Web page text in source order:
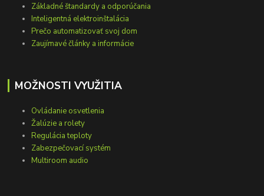
Základné štandardy a odporúčania
Inteligentná elektroinštalácia
Prečo automatizovať svoj dom
Zaujímavé články a informácie
MOŽNOSTI VYUŽITIA
Ovládanie osvetlenia
Žalúzie a rolety
Regulácia teploty
Zabezpečovací systém
Multiroom audio